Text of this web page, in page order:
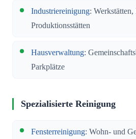
Industriereinigung: Werkstätten,
Produktionsstätten
Hausverwaltung:
Parkplätze
Spezialisierte Reinigung
Fensterreinigung: Wohn- und